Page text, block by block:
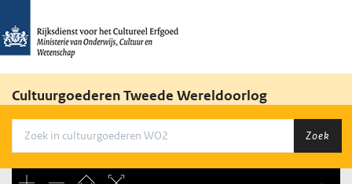
Cultuurgoederen Tweede Wereldoorlog
Zoek